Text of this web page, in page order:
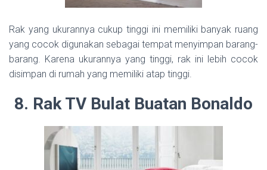
Rak yang ukurannya cukup tinggi ini memiliki banyak ruang
yang cocok digunakan sebagai tempat menyimpan barang-
barang. Karena ukurannya yang tinggi, rak ini lebih cocok
disimpan di rumah yang memiliki atap tinggi.
8. Rak TV Bulat Buatan Bonaldo